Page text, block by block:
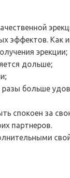
эффектов. Как
эрекции;
дольше;
больше
спокоен за
партнеров.